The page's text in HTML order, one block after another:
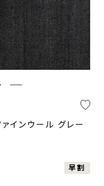
ァインウール グレー
早割